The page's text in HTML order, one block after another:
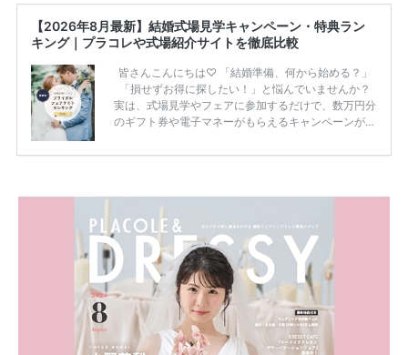
【2026年8月最新】結婚式場見学キャンペーン・特典ラン
キング｜プラコレや式場紹介サイトを徹底比較
皆さんこんにちは♡ 「結婚準備、何から始める？」
「損せずお得に探したい！」と悩んでいませんか？
実は、式場見学やフェアに参加するだけで、数万円分
のギフト券や電子マネーがもらえるキャンペーンがあ
ため、比較せずに選ぶと損をしてしまうことも……。
内容：特典金額・条件・応募方法・注意点 「どこが
一番お得？」「プラコレの特典は？」といった疑問も
解決します。 まずは診断で候補を絞れる「ウェディ
ング診断」か、体験型 […]
続きを読む